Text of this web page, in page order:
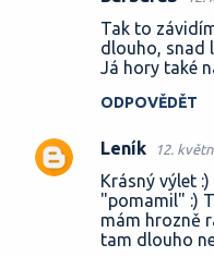
Tak to
dlouho, snad
Já hory také
ODPOVĚDĚT
Leník 12.
Krásný výlet
"pomamil" :)
mám hrozně
tam dlouho